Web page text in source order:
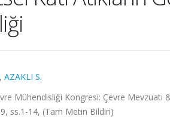
, AZAKLI S.
Mühendisliği Kongresi: Çevre
ss.1-14, (Tam Metin Bildiri)